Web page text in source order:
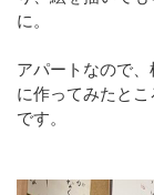
に。
アパートなので
に作ってみたと
です。